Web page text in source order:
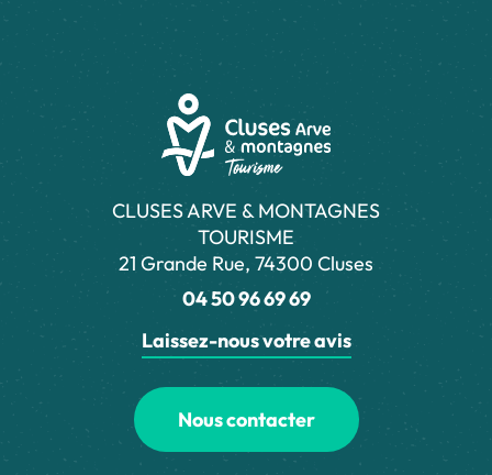
CLUSES ARVE & MONTAGNES
TOURISME
21 Grande Rue, 74300 Cluses
04 50 96 69 69
Laissez-nous votre avis
Nous contacter